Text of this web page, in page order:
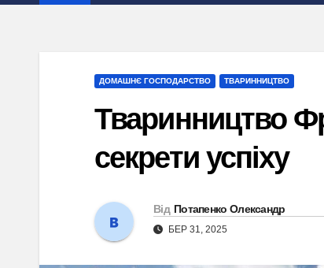
ДОМАШНЄ ГОСПОДАРСТВО ТВАРИННИЦТВО
Тваринництво
секрети успіху
Від Потапенко Олександр
БЕР 31, 2025